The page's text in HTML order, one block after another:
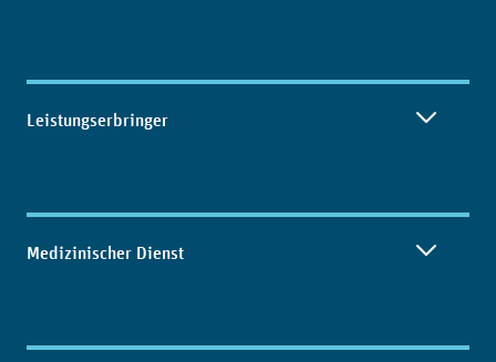
Leistungserbringer
Medizinischer Dienst